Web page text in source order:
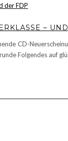
–
CD-
Folgendes auf